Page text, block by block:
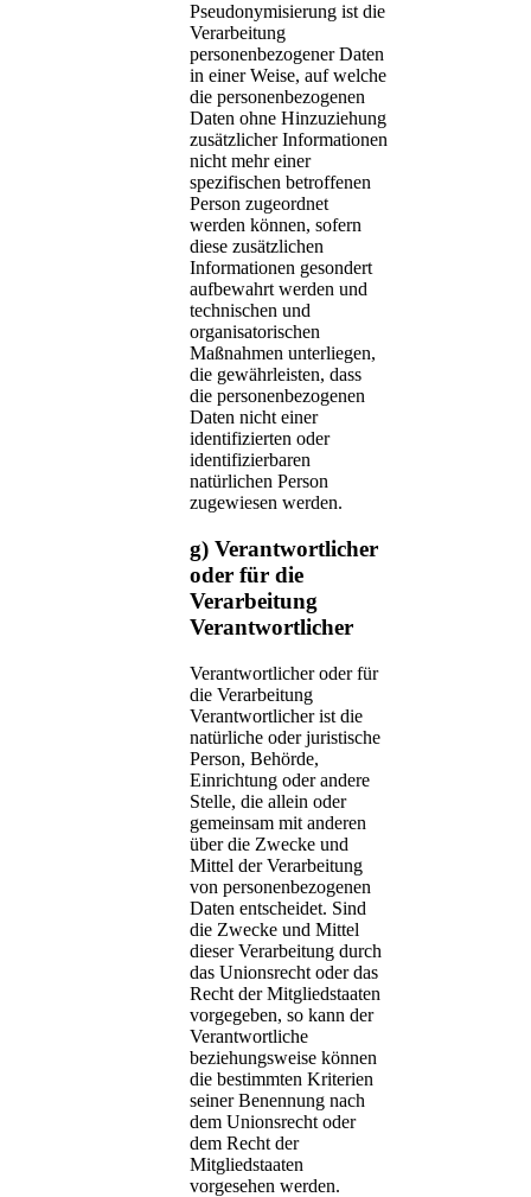
Pseudonymisierung ist die
Verarbeitung
personenbezogener Daten
in einer Weise, auf welche
die personenbezogenen
Daten ohne Hinzuziehung
zusätzlicher Informationen
nicht mehr einer
spezifischen betroffenen
Person zugeordnet
werden können, sofern
diese zusätzlichen
Informationen gesondert
aufbewahrt werden und
technischen und
organisatorischen
Maßnahmen unterliegen,
die gewährleisten, dass
die personenbezogenen
Daten nicht einer
identifizierten oder
identifizierbaren
natürlichen Person
zugewiesen werden.
g) Verantwortlicher
oder für die
Verarbeitung
Verantwortlicher
Verantwortlicher oder für
die Verarbeitung
Verantwortlicher ist die
natürliche oder juristische
Person, Behörde,
Einrichtung oder andere
Stelle, die allein oder
gemeinsam mit anderen
über die Zwecke und
Mittel der Verarbeitung
von personenbezogenen
Daten entscheidet. Sind
die Zwecke und Mittel
dieser Verarbeitung durch
das Unionsrecht oder das
Recht der Mitgliedstaaten
vorgegeben, so kann der
Verantwortliche
beziehungsweise können
die bestimmten Kriterien
seiner Benennung nach
dem Unionsrecht oder
dem Recht der
Mitgliedstaaten
vorgesehen werden.